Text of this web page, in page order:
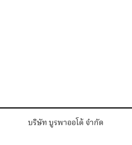
บริษัท บูรพาออโต้ จำกัด